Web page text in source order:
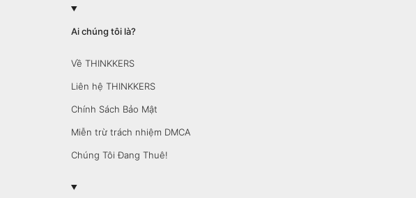
Ai chúng tôi là?
Về THINKKERS
Liên hệ THINKKERS
Chính Sách Bảo Mật
Miễn trừ trách nhiệm DMCA
Chúng Tôi Đang Thuê!